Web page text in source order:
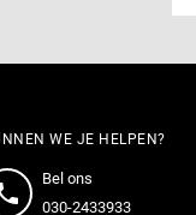
WE JE HELPEN?
Bel ons
030-2433933